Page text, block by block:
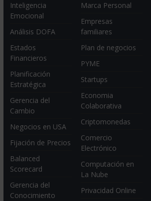
Inteligencia
Emocional
Análisis DOFA
Estados
Financieros
Planificación
Estratégica
Gerencia del
Cambio
Negocios en USA
Fijación de Precios
Balanced
Scorecard
Gerencia del
Conocimiento
Marca Personal
Empresas
familiares
Plan de negocios
PYME
Startups
Economia
Colaborativa
Criptomonedas
Comercio
Electrónico
Computación en
La Nube
Privacidad Online